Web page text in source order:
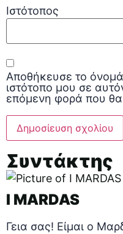
Ιστότοπος
Αποθήκευσε το
ιστότοπο μου σε
επόμενη φορά που
Συντάκτης
I MARDAS
Γεια σας! Είμαι ο